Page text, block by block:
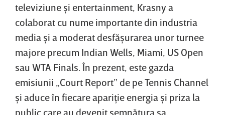
televiziune şi entertainment, Krasny a
colaborat cu nume importante din industria
media şi a moderat desfăşurarea unor turnee
majore precum Indian Wells, Miami, US Open
sau WTA Finals. În prezent, este gazda
emisiunii „Court Report” de pe Tennis Channel
şi aduce în fiecare apariţie energia şi priza la
public care au devenit semnătura sa.